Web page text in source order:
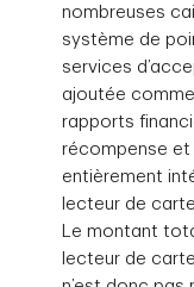
nombreuses
système de
services
ajoutée
rapports
récompense et
entièrement
lecteur de
Le montant
lecteur de